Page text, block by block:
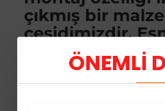
ÖNEMLİ
çıkmış bir
çeşidimizdir.
bombeli
şekilde montajı
Silikon ile dahi